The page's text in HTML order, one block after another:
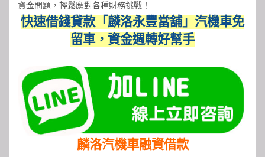
資金問題，輕鬆應對各種財務挑戰！
快速借錢貸款「麟洛永豐當舖」汽機車免
留車，資金週轉好幫手
麟洛汽機車融資借款